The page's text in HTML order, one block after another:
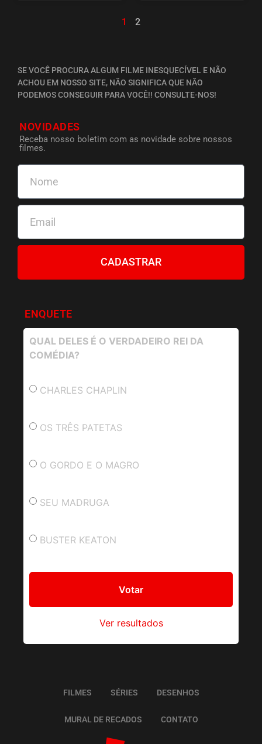
1 2
SE VOCÊ PROCURA ALGUM FILME INESQUECÍVEL E NÃO
ACHOU EM NOSSO SITE, NÃO SIGNIFICA QUE NÃO
PODEMOS CONSEGUIR PARA VOCÊ!! CONSULTE-NOS!
NOVIDADES
Receba nosso boletim com as novidade sobre nossos
filmes.
CADASTRAR
ENQUETE
QUAL DELES É O VERDADEIRO REI DA
COMÉDIA?
CHARLES CHAPLIN
OS TRÊS PATETAS
O GORDO E O MAGRO
SEU MADRUGA
BUSTER KEATON
Ver resultados
FILMES SÉRIES DESENHOS
MURAL DE RECADOS CONTATO